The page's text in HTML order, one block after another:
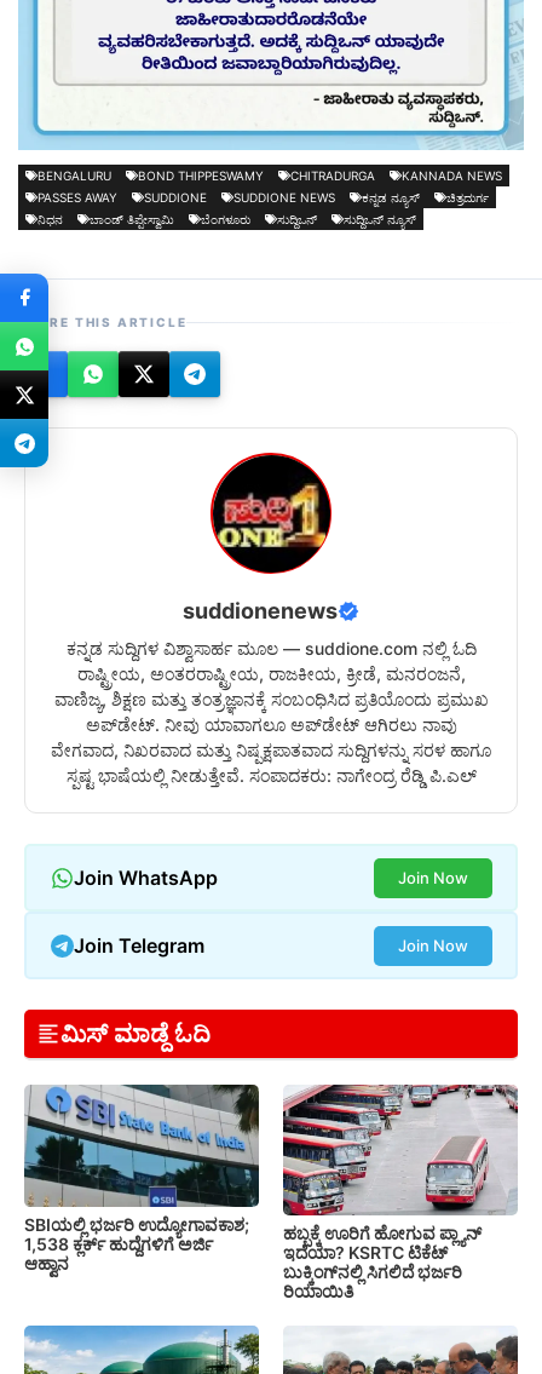
BENGALURU BOND THIPPESWAMY CHITRADURGA
KANNADA NEWS
PASSES AWAY
SUDDIONE SUDDIONE NEWS ಕನ್ನಡ ನ್ಯೂಸ್
ಚಿತ್ರದುರ್ಗ
ನಿಧನ
ಬಾಂಡ್ ತಿಪ್ಪೇಸ್ವಾಮಿ ಬೆಂಗಳೂರು ಸುದ್ದಿಒನ್ ಸುದ್ದಿಒನ್ ನ್ಯೂಸ್
SHARE THIS ARTICLE
suddionenews
ಕನ್ನಡ ಸುದ್ದಿಗಳ ವಿಶ್ವಾಸಾರ್ಹ ಮೂಲ — suddione.com ನಲ್ಲಿ ಓದಿ
ರಾಷ್ಟ್ರೀಯ, ಅಂತರರಾಷ್ಟ್ರೀಯ, ರಾಜಕೀಯ, ಕ್ರೀಡೆ, ಮನರಂಜನೆ,
ವಾಣಿಜ್ಯ, ಶಿಕ್ಷಣ ಮತ್ತು ತಂತ್ರಜ್ಞಾನಕ್ಕೆ ಸಂಬಂಧಿಸಿದ ಪ್ರತಿಯೊಂದು ಪ್ರಮುಖ
ಅಪ್‌ಡೇಟ್. ನೀವು ಯಾವಾಗಲೂ ಅಪ್‌ಡೇಟ್ ಆಗಿರಲು ನಾವು
ವೇಗವಾದ, ನಿಖರವಾದ ಮತ್ತು ನಿಷ್ಪಕ್ಷಪಾತವಾದ ಸುದ್ದಿಗಳನ್ನು ಸರಳ ಹಾಗೂ
ಸ್ಪಷ್ಟ ಭಾಷೆಯಲ್ಲಿ ನೀಡುತ್ತೇವೆ. ಸಂಪಾದಕರು: ನಾಗೇಂದ್ರ ರೆಡ್ಡಿ ಪಿ.ಎಲ್
Join WhatsApp Join Now
Join Telegram Join Now
ಮಿಸ್ ಮಾಡ್ದೆ ಓದಿ
SBIಯಲ್ಲಿ ಭರ್ಜರಿ ಉದ್ಯೋಗಾವಕಾಶ;
1,538 ಕ್ಲರ್ಕ್ ಹುದ್ದೆಗಳಿಗೆ ಅರ್ಜಿ
ಆಹ್ವಾನ
ಹಬ್ಬಕ್ಕೆ ಊರಿಗೆ ಹೋಗುವ ಪ್ಲ್ಯಾನ್
ಇದೆಯಾ? KSRTC ಟಿಕೆಟ್
ಬುಕ್ಕಿಂಗ್‌ನಲ್ಲಿ ಸಿಗಲಿದೆ ಭರ್ಜರಿ
ರಿಯಾಯಿತಿ